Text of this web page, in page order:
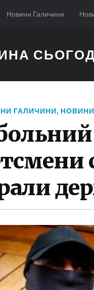
Новини Галичини
ГАЛИЧИНИ, НОВИНИ